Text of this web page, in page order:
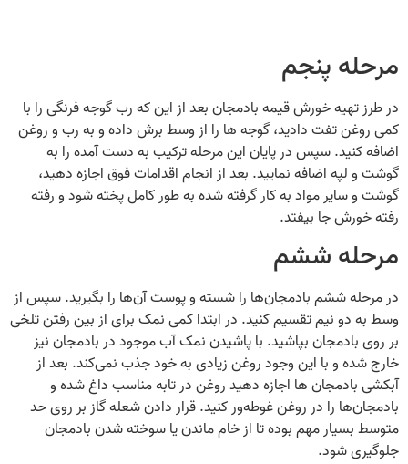
مرحله پنجم
در طرز تهیه خورش قیمه بادمجان بعد از این‌ که رب گوجه‌ فرنگی را با
کمی روغن تفت دادید، گوجه ها را از وسط برش داده و به رب و روغن
اضافه کنید‌. سپس در پایان این مرحله ترکیب به‌ دست آمده را به
گوشت و لپه اضافه نمایید. بعد از انجام اقدامات فوق اجازه دهید،
گوشت و سایر مواد به‌ کار گرفته شده به‌ طور کامل پخته شود و رفته‌
رفته خورش جا بیفتد.
مرحله ششم
در مرحله ششم بادمجان‌ها را شسته و پوست آن‌ها را بگیرید. سپس از
وسط به دو نیم تقسیم کنید. در ابتدا کمی نمک برای از بین رفتن تلخی
بر روی بادمجان بپاشید. با پاشیدن نمک آب موجود در بادمجان نیز
خارج شده و با این وجود روغن زیادی به خود جذب نمی‌کند. بعد از
آبکشی بادمجان ها اجازه دهید روغن در تابه مناسب داغ شده و
بادمجان‌ها را در روغن غوطه‌ور کنید. قرار دادن شعله گاز بر روی حد
متوسط بسیار مهم بوده تا از خام ماندن یا سوخته شدن بادمجان
جلوگیری شود.